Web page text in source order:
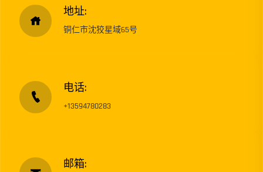
地址:
铜仁市沈狡星域65号
电话:
+13594780283
邮箱: